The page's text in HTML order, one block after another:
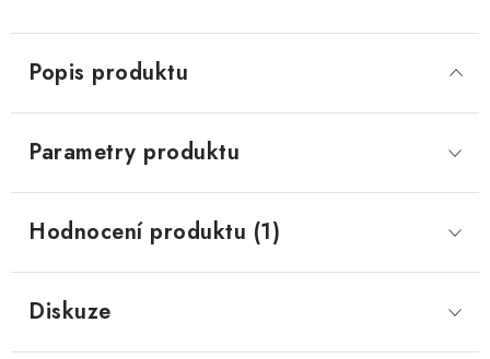
Popis produktu
Parametry produktu
Hodnocení produktu (1)
Diskuze